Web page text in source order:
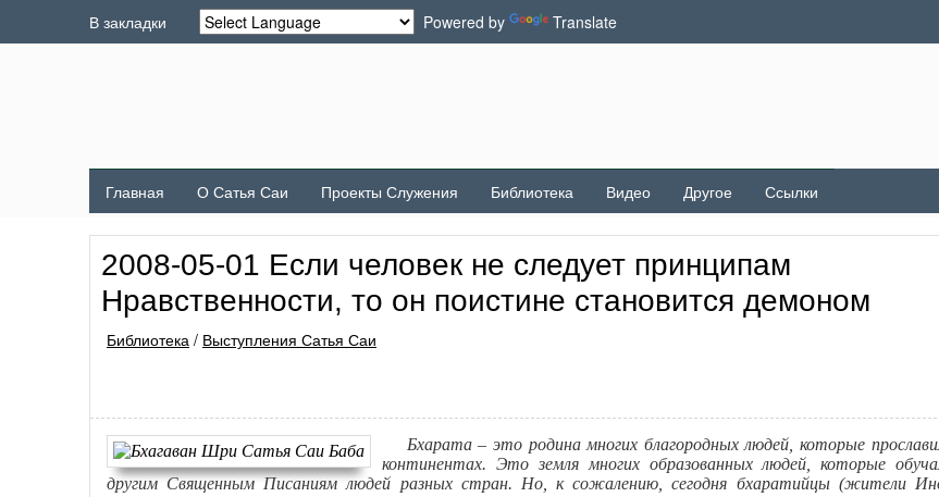
В закладки Powered by Translate
Главная О Сатья Саи Проекты Служения Библиотека Видео Другое Ссылки
2008-05-01 Если человек не следует принципам
Нравственности, то он поистине становится демоном
Библиотека / Выступления Сатья Саи
Бхарата – это родина многих благородных людей, которые
континентах. Это земля многих образованных людей, которые
другим Священным Писаниям людей разных стран. Но, к сожалению, сегодня бхаратийцы (жители